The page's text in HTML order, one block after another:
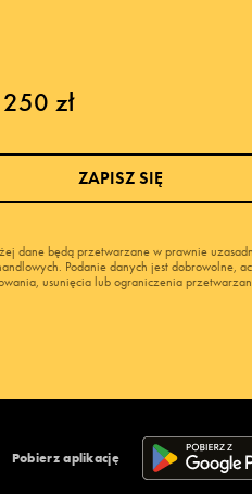
zł
dane będą przetwarzane w prawnie
Podanie danych jest dobrowolne,
usunięcia lub ograniczenia
ZAPISZ SIĘ
Pobierz aplikację